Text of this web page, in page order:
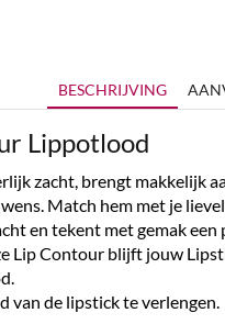
BESCHRIJVING
Lippotlood
zacht, brengt makkelijk
Match hem met je
en tekent met gemak
Lip Contour blijft jouw
van de lipstick te verlengen.